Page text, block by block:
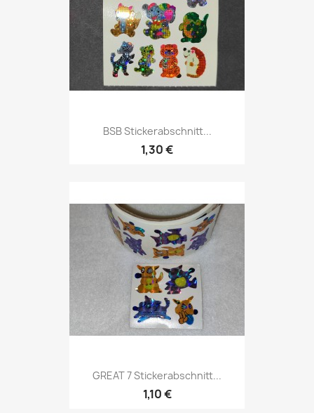
BSB Stickerabschnitt...
1,30 €
GREAT 7 Stickerabschnitt...
1,10 €